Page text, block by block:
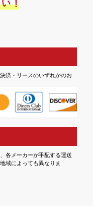
済・リースのいずれかのお
各メーカーが手配する運送
域によっても異なりま